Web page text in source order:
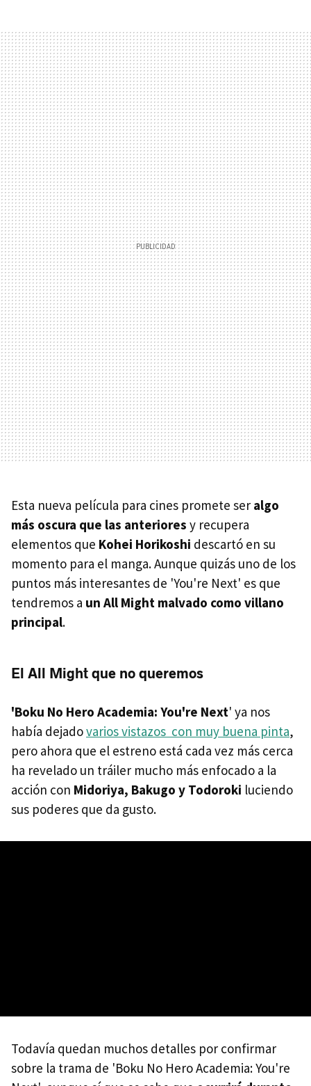
Esta nueva película para cines promete ser algo
más oscura que las anteriores y recupera
elementos que Kohei Horikoshi descartó en su
momento para el manga. Aunque quizás uno de los
puntos más interesantes de 'You're Next' es que
tendremos a un All Might malvado como villano
principal.
El All Might que no queremos
'Boku No Hero Academia: You're Next' ya nos
había dejadovarios vistazos con muy buena pinta,
pero ahora que el estreno está cada vez más cerca
ha revelado un tráiler mucho más enfocado a la
acción con Midoriya, Bakugo y Todoroki luciendo
sus poderes que da gusto.
Todavía quedan muchos detalles por confirmar
sobre la trama de 'Boku No Hero Academia: You're